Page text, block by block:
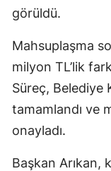
görüldü.
Mahsuplaşma
milyon TL’lik
Süreç, Belediye
tamamlandı ve
onayladı.
Başkan Arıkan,